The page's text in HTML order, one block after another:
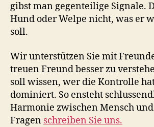
gibst man gegenteilige Signale.
Hund oder Welpe nicht, was er
soll.
Wir unterstützen Sie mit
treuen Freund besser zu
soll wissen, wer die Kontrolle
dominiert. So ensteht
Harmonie zwischen Mensch
Fragen schreiben Sie uns.